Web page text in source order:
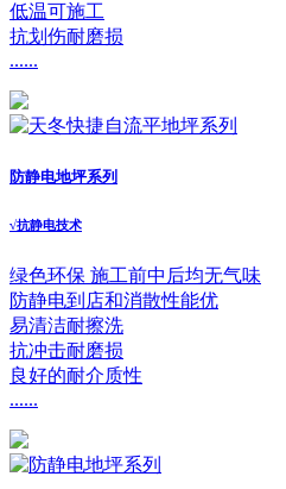
低温可施工
抗划伤耐磨损
......
防静电地坪系列
√抗静电技术
绿色环保 施工前中后均无气味
防静电到店和消散性能优
易清洁耐擦洗
抗冲击耐磨损
良好的耐介质性
......